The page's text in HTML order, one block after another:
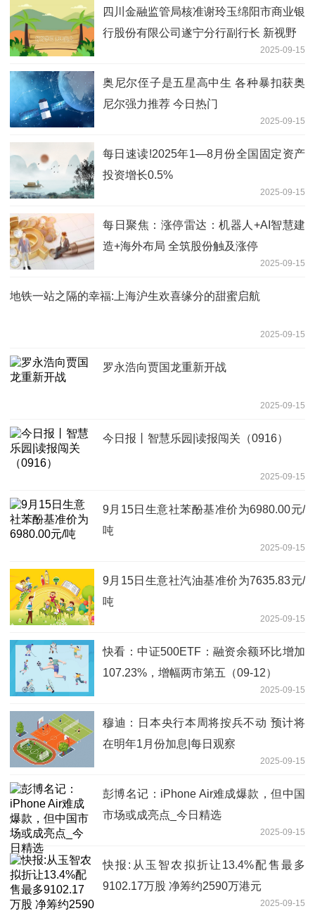
四川金融监管局核准谢玲玉绵阳市商业银
行股份有限公司遂宁分行副行长 新视野
2025-09-15
奥尼尔侄子是五星高中生 各种暴扣获奥
尼尔强力推荐 今日热门
2025-09-15
每日速读!2025年1—8月份全国固定资产
投资增长0.5%
2025-09-15
每日聚焦：涨停雷达：机器人+AI智慧建
造+海外布局 全筑股份触及涨停
2025-09-15
地铁一站之隔的幸福:上海沪生欢喜缘分的甜蜜启航
2025-09-15
罗永浩向贾国龙重新开战
2025-09-15
今日报丨智慧乐园|读报闯关（0916）
2025-09-15
9月15日生意社苯酚基准价为6980.00元/
吨
2025-09-15
9月15日生意社汽油基准价为7635.83元/
吨
2025-09-15
快看：中证500ETF：融资余额环比增加
107.23%，增幅两市第五（09-12）
2025-09-15
穆迪：日本央行本周将按兵不动 预计将
在明年1月份加息|每日观察
2025-09-15
彭博名记：iPhone Air难成爆款，但中国
市场或成亮点_今日精选
2025-09-15
快报:从玉智农拟折让13.4%配售最多
9102.17万股 净筹约2590万港元
2025-09-15